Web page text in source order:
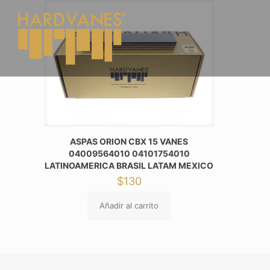
ASPAS ORION CBX 15 VANES
04009564010 04101754010
LATINOAMERICA BRASIL LATAM MEXICO
$130
Añadir al carrito